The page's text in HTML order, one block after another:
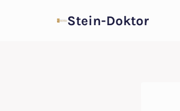
Stein-Doktor